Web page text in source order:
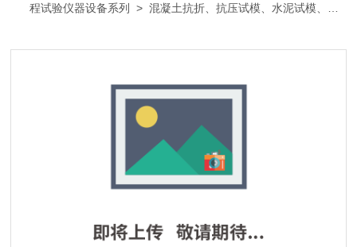
程试验仪器设备系列
>混凝土抗折、抗压试模、水泥试模、砂